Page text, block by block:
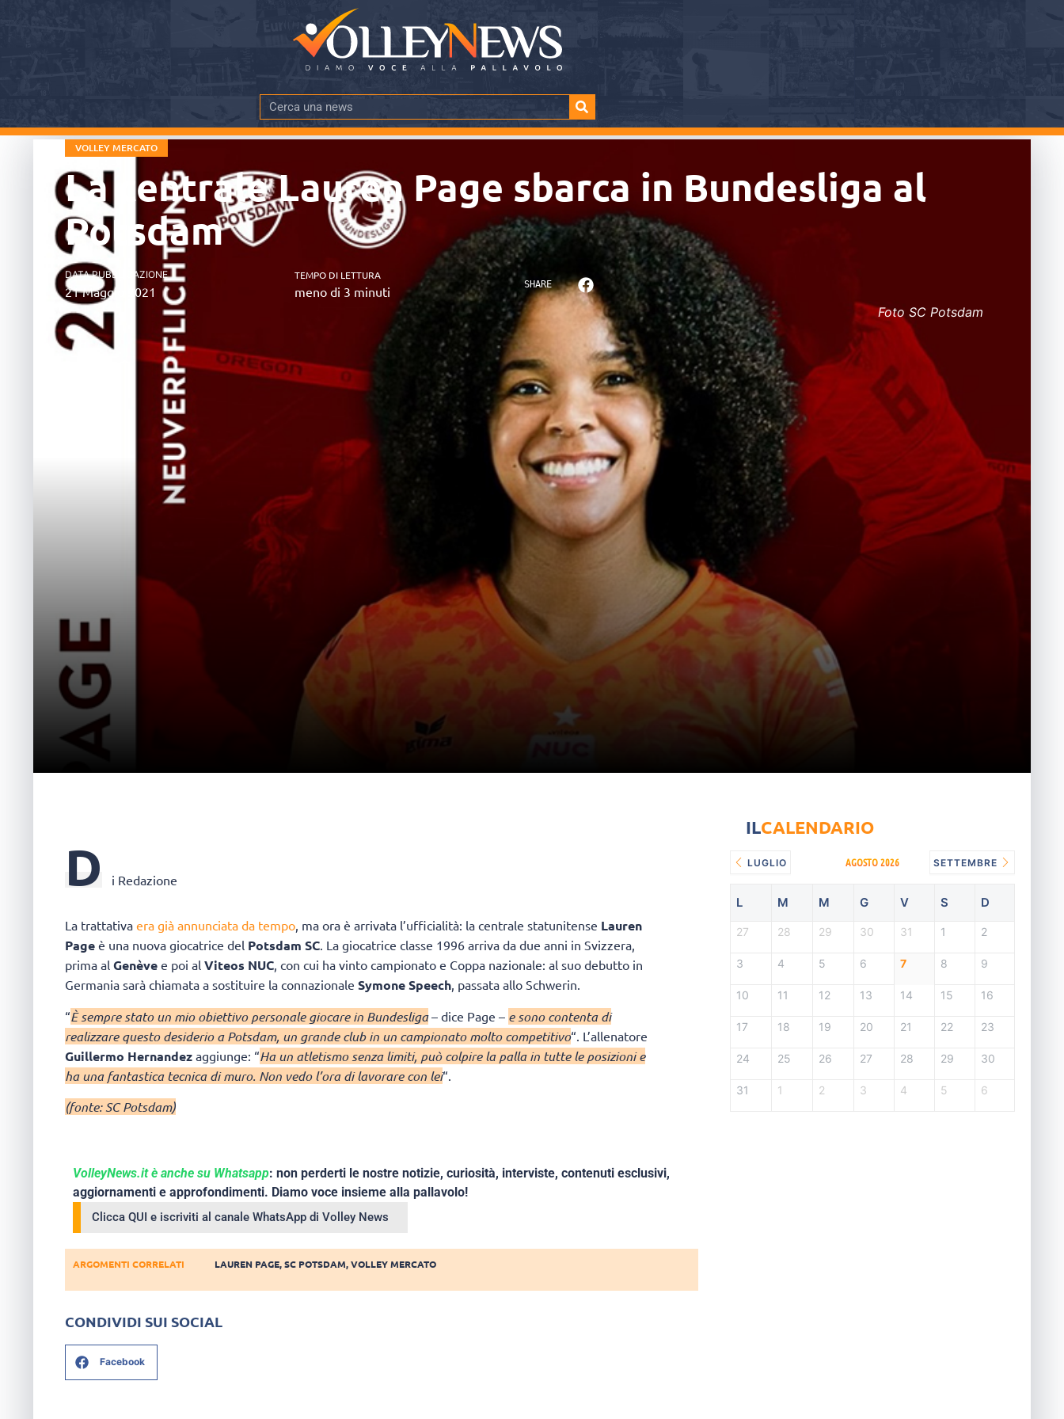
VOLLEY MERCATO
La centrale Lauren Page sbarca in Bundesliga al
Potsdam
DATA PUBBLICAZIONE
21 Maggio 2021
TEMPO DI LETTURA
meno di 3 minuti SHARE
Foto SC Potsdam
D i Redazione
La trattativa era già annunciata da tempo, ma ora è arrivata l’ufficialità: la centrale statunitense Lauren
Page è una nuova giocatrice del Potsdam SC. La giocatrice classe 1996 arriva da due anni in Svizzera,
prima al Genève e poi al Viteos NUC, con cui ha vinto campionato e Coppa nazionale: al suo debutto in
Germania sarà chiamata a sostituire la connazionale Symone Speech, passata allo Schwerin.
“È sempre stato un mio obiettivo personale giocare in Bundesliga– dice Page – e sono contenta di
realizzare questo desiderio a Potsdam, un grande club in un campionato molto competitivo“. L’allenatore
Guillermo Hernandez aggiunge: “Ha un atletismo senza limiti, può colpire la palla in tutte le posizioni e
ha una fantastica tecnica di muro. Non vedo l’ora di lavorare con lei“.
(fonte: SC Potsdam)
VolleyNews.it è anche su Whatsapp: non perderti le nostre notizie, curiosità, interviste, contenuti esclusivi,
aggiornamenti e approfondimenti. Diamo voce insieme alla pallavolo!
Clicca QUI e iscriviti al canale WhatsApp di Volley News
ARGOMENTI CORRELATI LAUREN PAGE,SC POTSDAM,VOLLEY MERCATO
CONDIVIDI SUI SOCIAL
Facebook
ILCALENDARIO
LUGLIO AGOSTO 2026 SETTEMBRE
L M M G V S D
27 28 29 30 31 1 2
3 4 5 6 7 8 9
10 11 12 13 14 15 16
17 18 19 20 21 22 23
24 25 26 27 28 29 30
31 1 2 3 4 5 6